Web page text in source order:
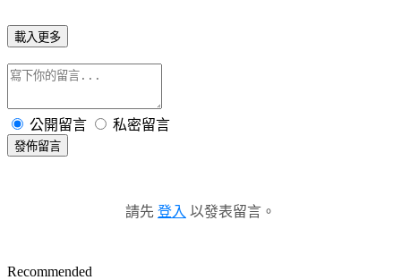
載入更多
公開留言 私密留言
發佈留言
請先 登入 以發表留言。
Recommended